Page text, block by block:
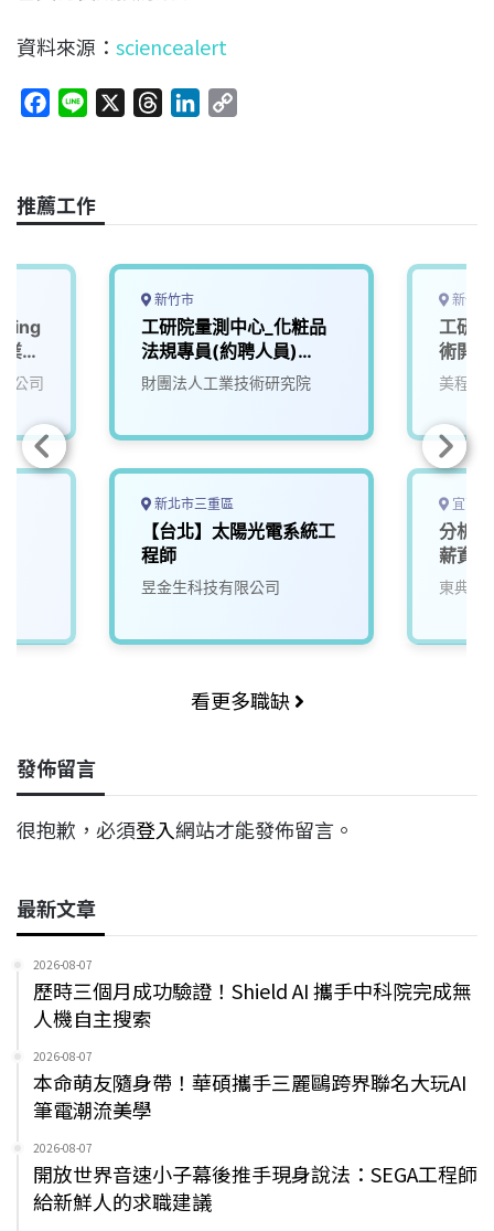
資料來源： sciencealert
e
b
o
a
s
e
I
L
n
推薦工作
公司
新竹市
工研院量測中心_化粧品
法規專員(約聘人員)
(P000)
財團法人工業技術研究院
新北市三重區
【台北】太陽光電系統工
程師
昱金生科技有限公司
新竹
工研
術開
（
美程科
宜蘭
分析
薪資
東典環
看更多職缺
發佈留言
很抱歉，必須登入網站才能發佈留言。
最新文章
2026-08-07
歷時三個月成功驗證！Shield AI 攜手中科院完成無
人機自主搜索
2026-08-07
本命萌友隨身帶！華碩攜手三麗鷗跨界聯名大玩AI
筆電潮流美學
2026-08-07
開放世界音速小子幕後推手現身說法：SEGA工程師
給新鮮人的求職建議